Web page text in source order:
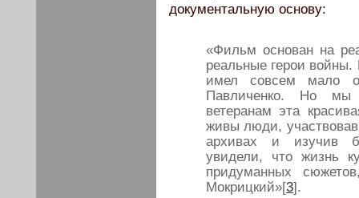
документальную основу:
«Фильм основан на
реальные герои
имел совсем мало
Павличенко. Но
ветеранам эта
живы люди,
архивах и изучив
увидели, что жизнь
придуманных
Мокрицкий»[3].